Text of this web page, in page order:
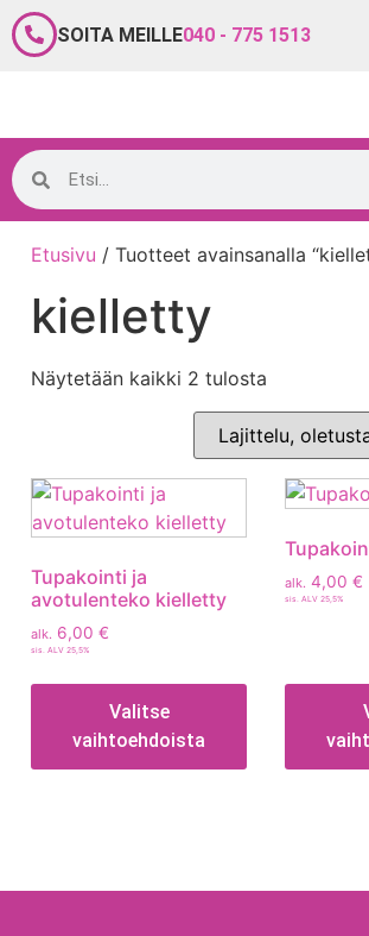
SOITA MEILLE040 - 775 1513
Etusivu / Tuotteet avainsanalla
kielletty
Näytetään kaikki 2 tulosta
Tupakointi ja
avotulenteko kielletty
alk. 6,00 €
sis. ALV 25,5%
Valitse
vaihtoehdoista
alk. 4,00 €
sis. ALV 25,5%